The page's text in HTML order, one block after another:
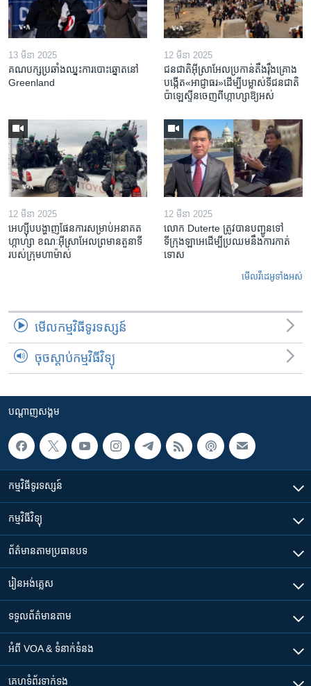
13 មីនា 2025
គណបក្ស​ប្រឆាំង​ឈ្នះ​ការបោះឆ្នោត​នៅ
Greenland
12 មីនា 2025
ជនជាតិ​អ៊ីស្រាអែល​ប្រកាន់​តឹងរ៉ឹង​គ្រោង​
បង្កើត​«អាជ្ញាធរ‍»​ដើម្បី​បម្លាស់​ទី​ជនជាតិ​
ប៉ាឡេស្ទីន​ចេញពី​ហ្កាហ្សា​ឱ្យ​អស់
12 មីនា 2025
អេហ្ស៊ីប​បង្ហាញ​ផែនការ​សម្រាប់​អនាគត​
ហ្កាហ្សា ខណៈ​អ៊ីស្រាអែល​ព្រមាន​តួនាទី​
របស់​ក្រុម​ហាម៉ាស់
12 មីនា 2025
លោក Duterte ត្រូវ​បាន​បញ្ជូនទៅ
ទីក្រុងឡាអេ​ដើម្បី​ប្រឈម​នឹង​ការកាត់
ទោស
មើល​វីដេអូ​ទាំង​អស់
មើល​កម្មវិធី​ទូរទស្សន៍
ចុចស្តាប់កម្មវិធីវិទ្យុ
បណ្តាញ​សង្គម
កម្មវិធី​ទូរទស្សន៍
កម្មវិធី​វិទ្យុ
ព័ត៌មាន​តាមប្រធានបទ​
រៀន​​អង់គ្លេស
ទទួល​ព័ត៌មាន​តាម
អំពី​ VOA & ទំនាក់ទំនង
គេហទំព័រ​​ទាក់ទង